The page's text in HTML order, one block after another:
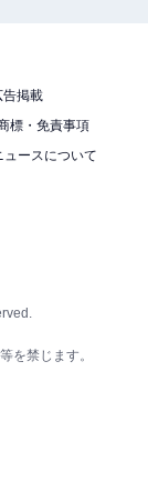
告掲載
標・免責事項
ュースについて
を禁じます。